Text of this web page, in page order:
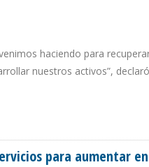
haciendo para
nuestros activos”,
para aumentar